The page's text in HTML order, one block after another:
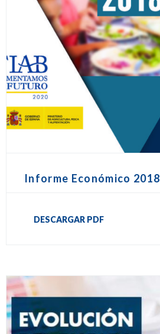
Informe Económico 2018
DESCARGAR PDF